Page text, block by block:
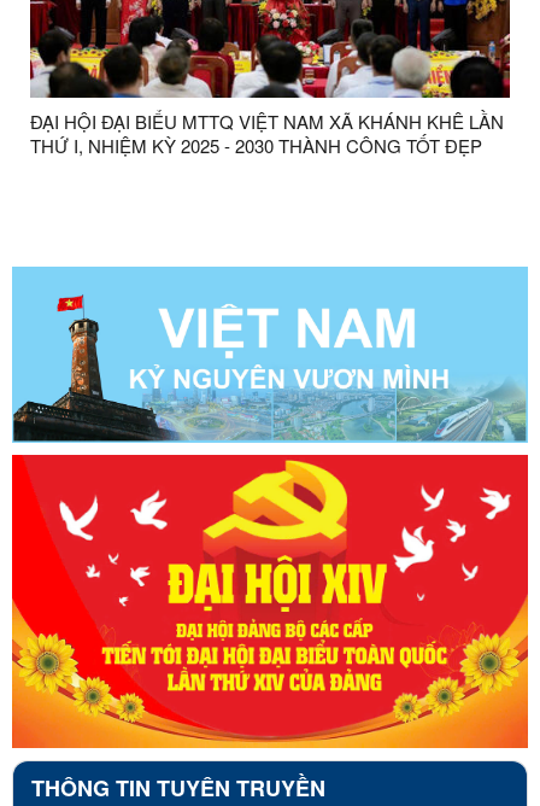
ĐẠI HỘI ĐẠI BIỂU MTTQ VIỆT NAM XÃ KHÁNH KHÊ LẦN
THỨ I, NHIỆM KỲ 2025 - 2030 THÀNH CÔNG TỐT ĐẸP
THÔNG TIN TUYÊN TRUYỀN